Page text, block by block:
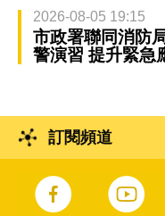
2026-08-05 19:15
市政署聯同消防
警演習 提升緊急
訂閱頻道